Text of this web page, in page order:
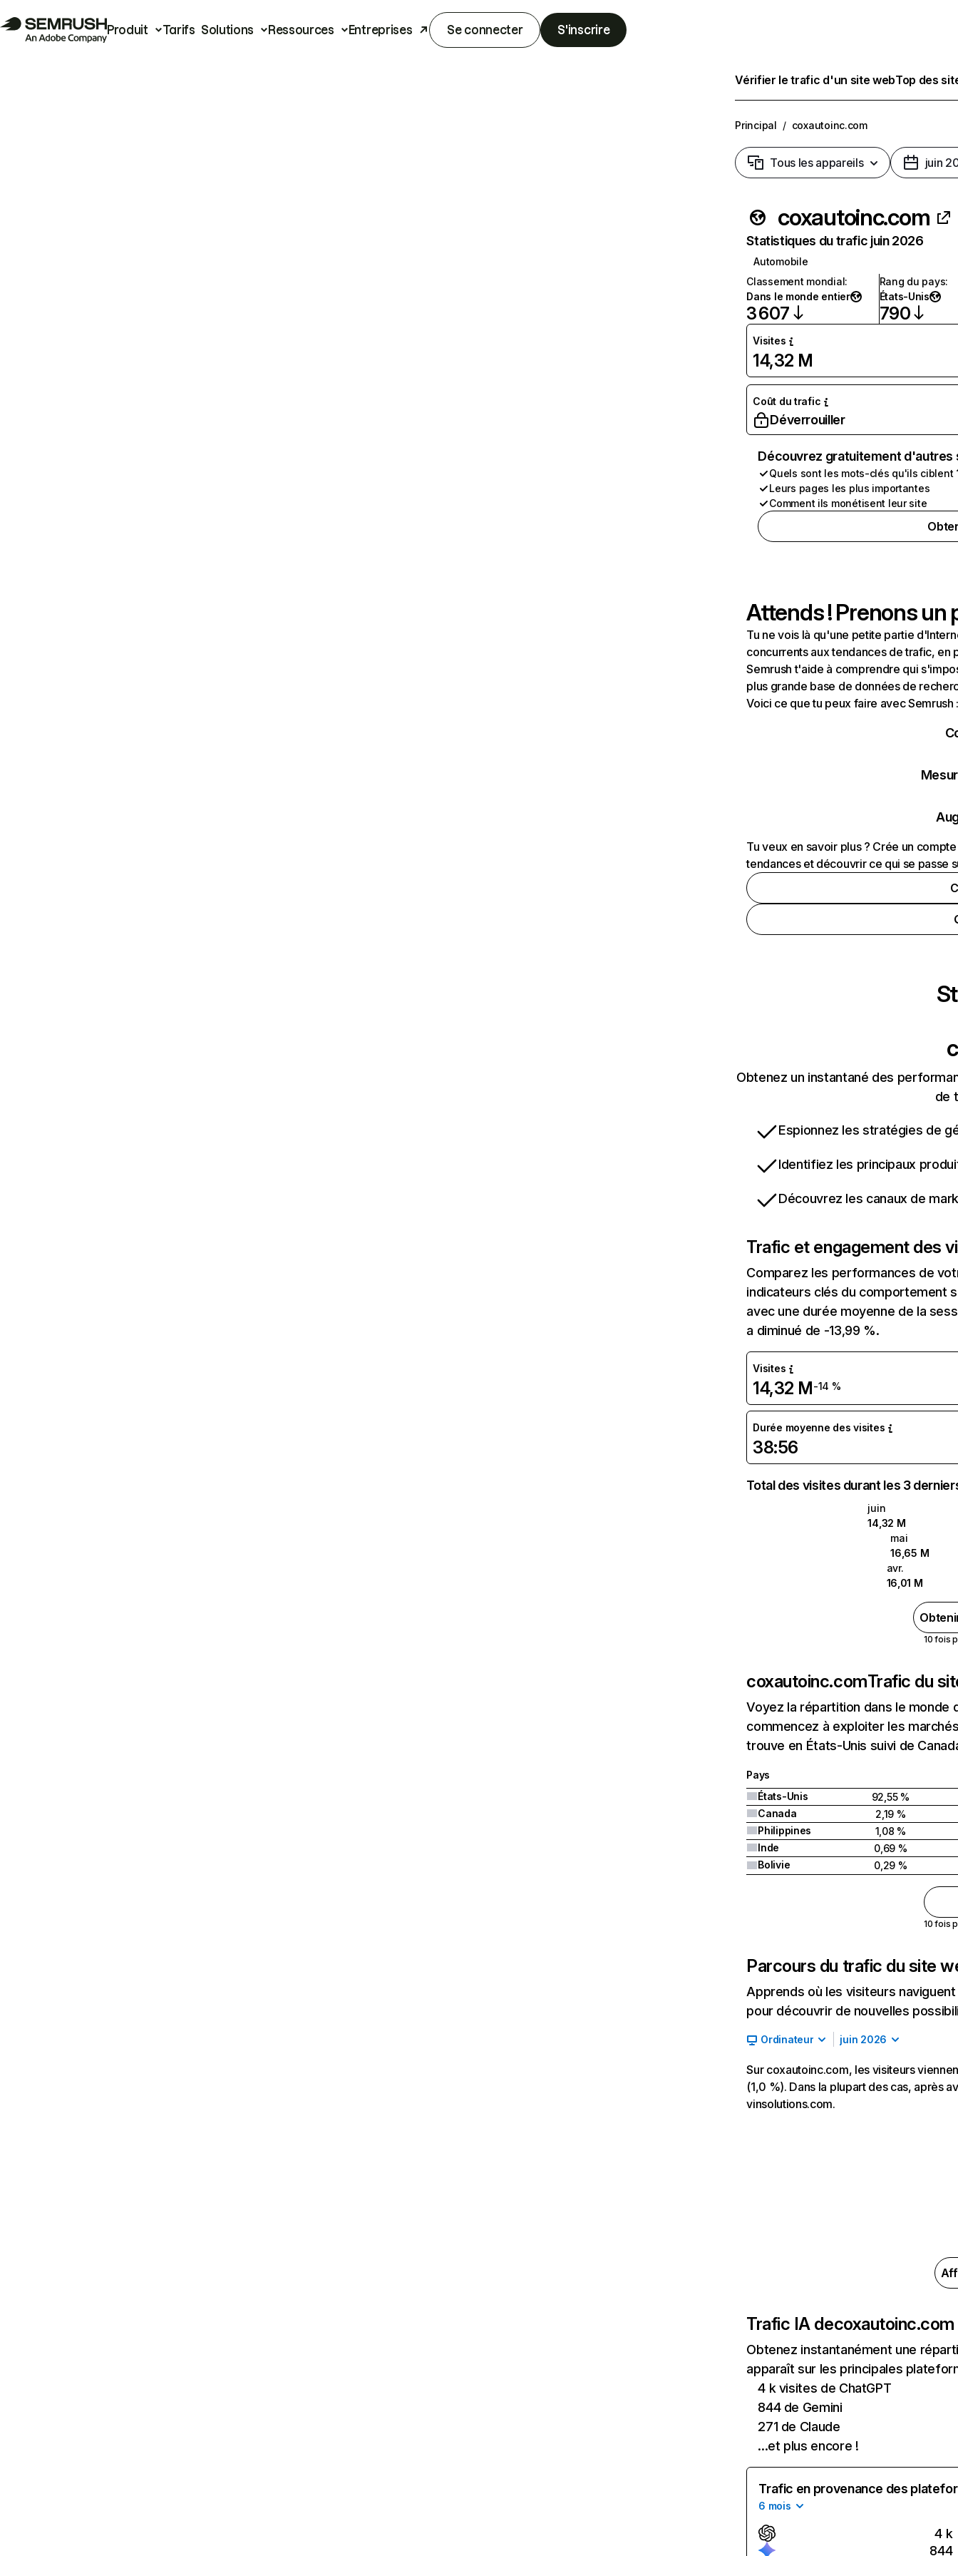
Produit Tarifs Solutions Ressources Entreprises Se connecter S'inscrire
Vérifier le trafic d'un site webTop des
Principal / coxautoinc.com
Tous les appareils juin
coxautoinc.com
Statistiques du trafic juin 2026
Automobile
Classement mondial:
Dans le monde entier
3 607
Rang du pays:
États-Unis
790
Visites
14,32 M
Coût du trafic
Déverrouiller
Découvrez gratuitement
Quels sont les mots-clés qu'ils ciblent
Leurs pages les plus importantes
Comment ils monétisent leur site
Attends ! Prenons un
Tu ne vois là qu'une petite partie
concurrents aux tendances de trafic, en
Semrush t'aide à comprendre qui
plus grande base de données de
Voici ce que tu peux faire avec Semrush
Tu veux en savoir plus ? Crée un
tendances et découvrir ce qui se passe
Obtenez un instantané des
de
Espionnez les stratégies de
Identifiez les principaux
Découvrez les canaux de
Trafic et engagement des
Comparez les performances de
indicateurs clés du comportement
avec une durée moyenne de la
a diminué de -13,99 %.
Visites
14,32 M-14 %
Durée moyenne des visites
38:56
Total des visites durant les 3
juin
14,32 M
mai
16,65 M
avr.
16,01 M
10 fois
coxautoinc.comTrafic du
Voyez la répartition dans le
commencez à exploiter les
trouve en États-Unis suivi de
Pays
États-Unis
92,55 %
Canada
2,19 %
Philippines
1,08 %
Inde
0,69 %
Bolivie
0,29 %
10 fois
Parcours du trafic du site
Apprends où les visiteurs
pour découvrir de nouvelles
Ordinateur juin 2026
Sur coxautoinc.com, les visiteurs
(1,0 %). Dans la plupart des cas, après
vinsolutions.com.
Trafic IA decoxautoinc.com
Obtenez instantanément une
apparaît sur les principales
4 k visites de ChatGPT
844 de Gemini
271 de Claude
...et plus encore !
Trafic en provenance des
6 mois
4 k
844